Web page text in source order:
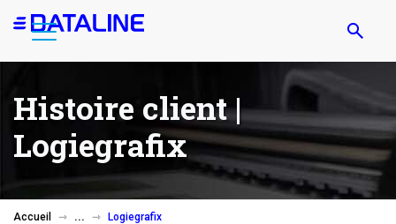
au
Histoire client |
Logiegrafix
Accueil Logiegrafix